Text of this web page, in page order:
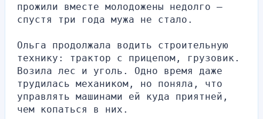
прожили вместе молодожены недолго —
спустя три года мужа не стало.
Ольга продолжала водить строительную
технику: трактор с прицепом, грузовик.
Возила лес и уголь. Одно время даже
трудилась механиком, но поняла, что
управлять машинами ей куда приятней,
чем копаться в них.